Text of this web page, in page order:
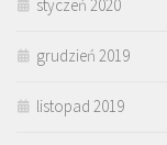
styczeń 2020
grudzień 2019
listopad 2019